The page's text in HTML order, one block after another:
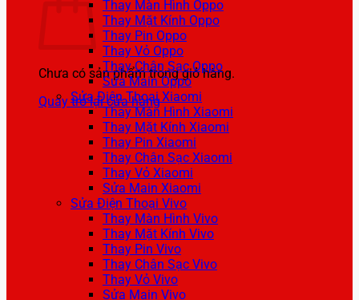
Chưa có sản phẩm trong giỏ hàng.
Quay trở lại cửa hàng
Thay Màn Hình Oppo
Thay Mặt Kính Oppo
Thay Pin Oppo
Thay Vỏ Oppo
Thay Chân Sạc Oppo
Sửa Main Oppo
Sửa Điện Thoại Xiaomi
Thay Màn Hình Xiaomi
Thay Mặt Kính Xiaomi
Thay Pin Xiaomi
Thay Chân Sạc Xiaomi
Thay Vỏ Xiaomi
Sửa Main Xiaomi
Sửa Điện Thoại Vivo
Thay Màn Hình Vivo
Thay Mặt Kính Vivo
Thay Pin Vivo
Thay Chân Sạc Vivo
Thay Vỏ Vivo
Sửa Main Vivo